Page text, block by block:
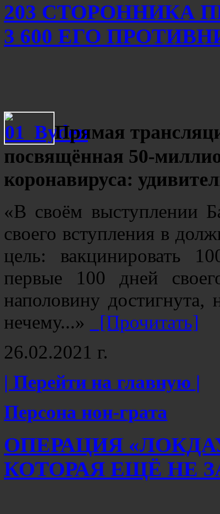
203 СТОРОННИКА
3 600 ЕГО
Прямая
посвящённая 50-
коронавируса:
«В своём выступлении
своего вступления в
цель: вакцинировать
первые 100 дней
наполовину достигнута,
нечему...»
[Прочитать]
26.02.2021 г.
| Перейти на главную |
Персона нон-грата
ОПЕРАЦИЯ
КОТОРАЯ ЕЩЁ НЕ